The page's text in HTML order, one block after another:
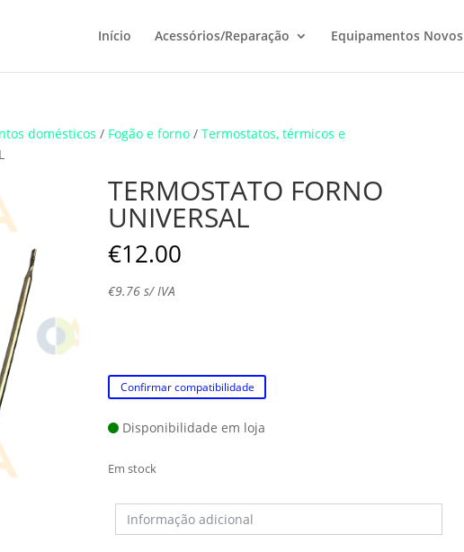
Início Acessórios/Reparação Equipamentos Novos
domésticos / Fogão e forno /Termostatos, térmicos e
TERMOSTATO FORNO
UNIVERSAL
€12.00
€9.76 s/ IVA
Confirmar compatibilidade
Disponibilidade em loja
Em stock